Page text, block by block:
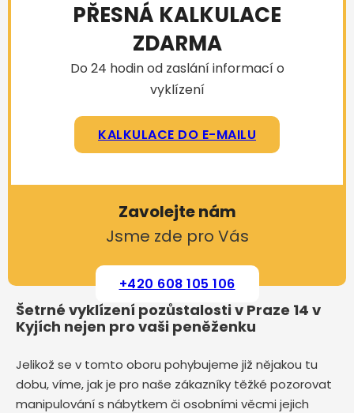
PŘESNÁ KALKULACE
ZDARMA
Do 24 hodin od zaslání informací o
vyklízení
KALKULACE DO E-MAILU
Zavolejte nám
Jsme zde pro Vás
+420 608 105 106
Šetrné vyklízení pozůstalosti v Praze 14 v
Kyjích nejen pro vaši peněženku
Jelikož se v tomto oboru pohybujeme již nějakou tu
dobu, víme, jak je pro naše zákazníky těžké pozorovat
manipulování s nábytkem či osobními věcmi jejich